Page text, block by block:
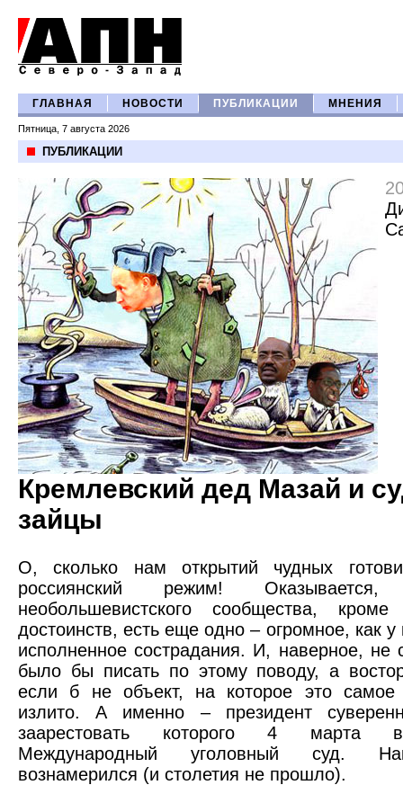
ГЛАВНАЯ НОВОСТИ ПУБЛИКАЦИИ МНЕНИЯ
Пятница, 7 августа 2026
ПУБЛИКАЦИИ
Кремлевский дед Мазай и
зайцы
О, сколько нам открытий чудных
россиянский режим!
необольшевистского сообщества,
достоинств, есть еще одно – огромное, как у
исполненное сострадания. И, наверное, не
было бы писать по этому поводу, а
если б не объект, на которое это самое
излито. А именно – президент
заарестовать которого 4 марта
Международный уголовный суд.
вознамерился (и столетия не прошло).